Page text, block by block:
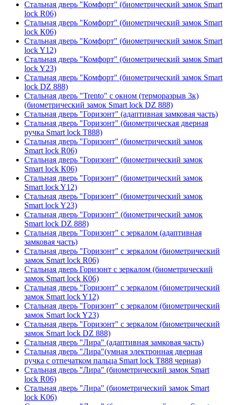
Стальная дверь "Комфорт" (биометрический замок Smart
lock R06)
Стальная дверь "Комфорт" (биометрический замок Smart
lock К06)
Стальная дверь "Комфорт" (биометрический замок Smart
lock Y12)
Стальная дверь "Комфорт" (биометрический замок Smart
lock Y23)
Стальная дверь "Комфорт" (биометрический замок Smart
lock DZ 888)
Стальная дверь "Trento" с окном (терморазрыв 3к)
(биометрический замок Smart lock DZ 888)
Стальная дверь "Горизонт" (адаптивная замковая часть)
Стальная дверь "Горизонт" (биометрическая дверная
ручка Smart lock T888)
Стальная дверь "Горизонт" (биометрический замок
Smart lock R06)
Стальная дверь "Горизонт" (биометрический замок
Smart lock К06)
Стальная дверь "Горизонт" (биометрический замок
Smart lock Y12)
Стальная дверь "Горизонт" (биометрический замок
Smart lock Y23)
Стальная дверь "Горизонт" (биометрический замок
Smart lock DZ 888)
Стальная дверь "Горизонт" с зеркалом (адаптивная
замковая часть)
Стальная дверь "Горизонт" с зеркалом (биометрический
замок Smart lock R06)
Стальная дверь Горизонт с зеркалом (биометрический
замок Smart lock К06)
Стальная дверь "Горизонт" с зеркалом (биометрический
замок Smart lock Y12)
Стальная дверь "Горизонт" с зеркалом (биометрический
замок Smart lock Y23)
Стальная дверь "Горизонт" с зеркалом (биометрический
замок Smart lock DZ 888)
Стальная дверь "Лира" (адаптивная замковая часть)
Стальная дверь "Лира"(умная электронная дверная
ручка с отпечатком пальца Smart lock T888 черная)
Стальная дверь "Лира" (биометрический замок Smart
lock R06)
Стальная дверь "Лира" (биометрический замок Smart
lock K06)